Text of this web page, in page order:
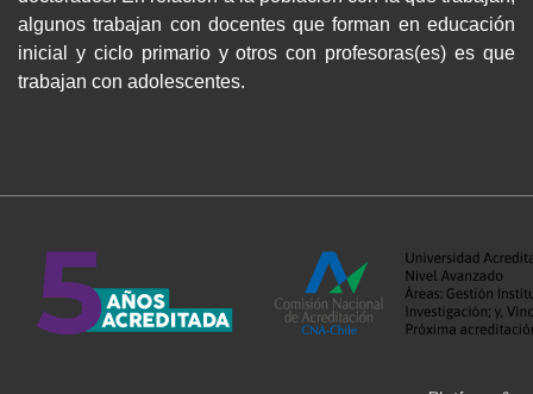
algunos trabajan con docentes que forman en educación
inicial y ciclo primario y otros con profesoras(es) es que
trabajan con adolescentes.